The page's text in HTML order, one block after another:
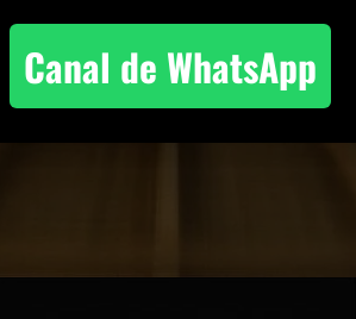
Canal de WhatsApp